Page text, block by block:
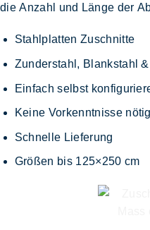
dieAnzahl und Länge der
Stahlplatten Zuschnitte
Zunderstahl, Blankstahl
Einfach selbst
Keine Vorkenntnisse nötig
Schnelle Lieferung
Größen bis 125×250 cm